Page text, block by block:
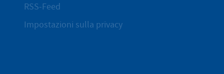
RSS-Feed
Impostazioni sulla privacy